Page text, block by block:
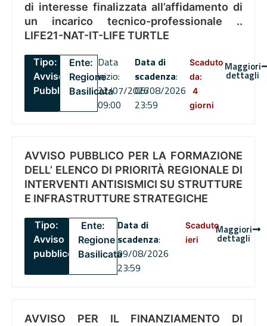
di interesse finalizzata all’affidamento di
un incarico tecnico-professionale ..
LIFE21-NAT-IT-LIFE TURTLE
Tipo:
Avviso
Pubblico
Ente:
Regione
Basilicata
Data
inizio:
22/07/2026
09:00
Data di
scadenza:
06/08/2026
23:59
Scaduto
da:
4
giorni
Maggiori
dettagli
AVVISO PUBBLICO PER LA FORMAZIONE
DELL’ ELENCO DI PRIORITÀ REGIONALE DI
INTERVENTI ANTISISMICI SU STRUTTURE
E INFRASTRUTTURE STRATEGICHE
Tipo:
Avviso
pubblico
Ente:
Regione
Basilicata
Data di
scadenza:
09/08/2026
23:59
Scaduto
ieri
Maggiori
dettagli
AVVISO PER IL FINANZIAMENTO DI